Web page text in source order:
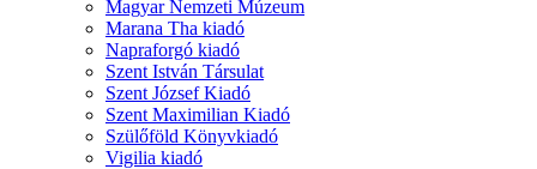
Magyar Nemzeti Múzeum
Marana Tha kiadó
Napraforgó kiadó
Szent István Társulat
Szent József Kiadó
Szent Maximilian Kiadó
Szülőföld Könyvkiadó
Vigilia kiadó